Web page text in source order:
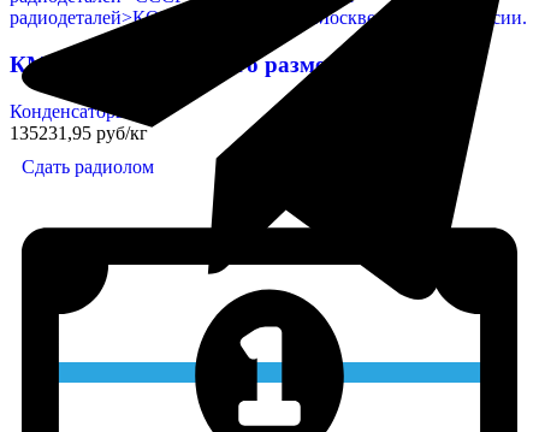
КМ зелёные (D) любого размера
Конденсаторы
135231,95 руб/кг
Сдать радиолом